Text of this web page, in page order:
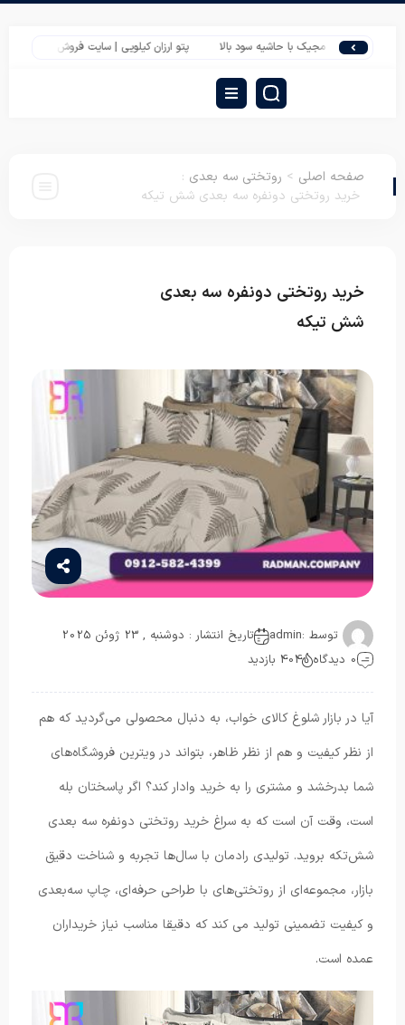
سفری مجیک با حاشیه سود بالا پتو ارزان کیلویی | سایت فروش عمده پتو گل برجسته
صفحه اصلی > روتختی سه بعدی :
خرید روتختی دونفره سه بعدی شش تیکه
خرید روتختی دونفره سه بعدی
شش تیکه
توسط :admin
تاریخ انتشار : دوشنبه , 23 ژوئن 2025
0 دیدگاه
404 بازدید
آیا در بازار شلوغ کالای خواب، به دنبال محصولی می‌گردید که هم
از نظر کیفیت و هم از نظر ظاهر، بتواند در ویترین فروشگاه‌های
شما بدرخشد و مشتری را به خرید وادار کند؟ اگر پاسختان بله
است، وقت آن است که به سراغ خرید روتختی دونفره سه بعدی
شش‌تکه بروید. تولیدی رادمان با سال‌ها تجربه و شناخت دقیق
بازار، مجموعه‌ای از روتختی‌های با طراحی حرفه‌ای، چاپ سه‌بعدی
و کیفیت تضمینی تولید می کند که دقیقا مناسب نیاز خریداران
عمده است.